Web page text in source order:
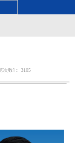
次数]： 3105